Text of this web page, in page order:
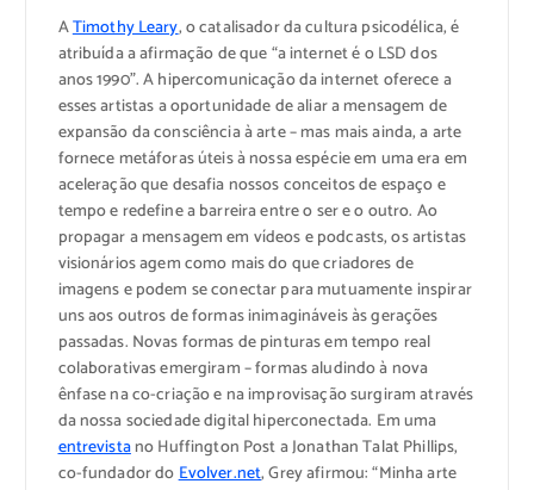
ATimothy Leary, o catalisador da cultura psicodélica, é
atribuída a afirmação de que “a internet é o LSD dos
anos 1990”. A hipercomunicação da internet oferece a
esses artistas a oportunidade de aliar a mensagem de
expansão da consciência à arte – mas mais ainda, a arte
fornece metáforas úteis à nossa espécie em uma era em
aceleração que desafia nossos conceitos de espaço e
tempo e redefine a barreira entre o ser e o outro. Ao
propagar a mensagem em vídeos e podcasts, os artistas
visionários agem como mais do que criadores de
imagens e podem se conectar para mutuamente inspirar
uns aos outros de formas inimagináveis às gerações
passadas. Novas formas de pinturas em tempo real
colaborativas emergiram – formas aludindo à nova
ênfase na co-criação e na improvisação surgiram através
da nossa sociedade digital hiperconectada. Em uma
entrevistano Huffington Post a Jonathan Talat Phillips,
co-fundador doEvolver.net, Grey afirmou: “Minha arte